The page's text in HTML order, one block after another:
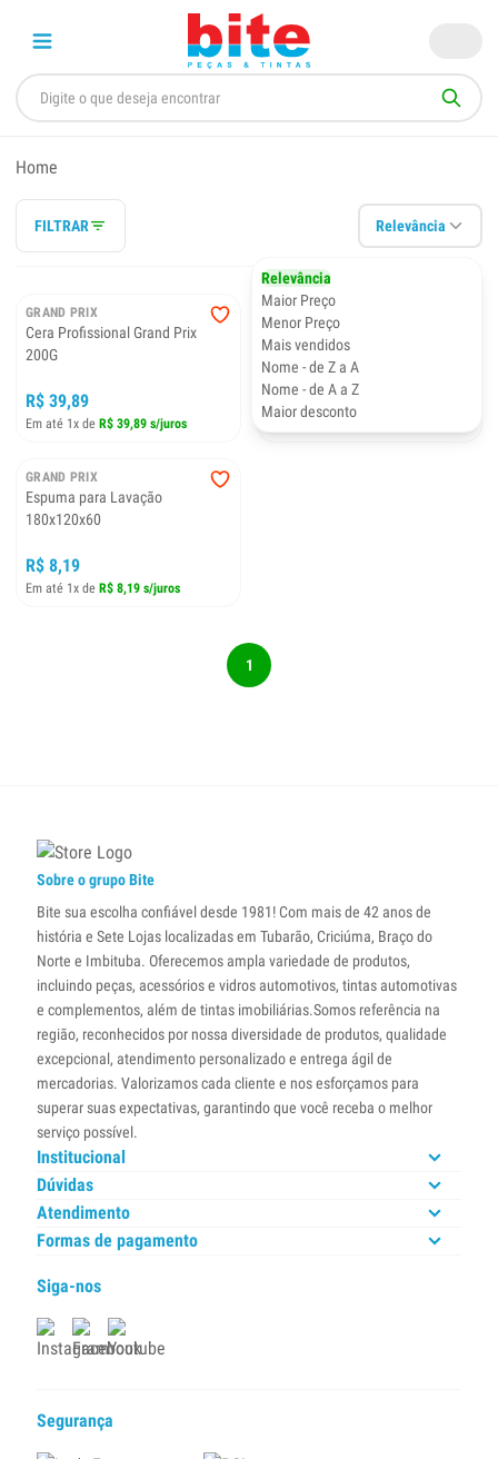
Home
FILTRAR Relevância
Relevância
Maior Preço
Menor Preço
Mais vendidos
Nome - de Z a A
Nome - de A a Z
Maior desconto
GRAND PRIX
Cera Profissional Grand Prix
200G
R$ 39,89
Em até 1x de R$ 39,89 s/juros
GRAND PRIX
Algodão p/ Polimento 100g
R$ 12,59
GRAND PRIX
Espuma para Lavação
180x120x60
R$ 8,19
Em até 1x de R$ 8,19 s/juros
1
Sobre o grupo Bite
Bite sua escolha confiável desde 1981! Com mais de 42 anos de
história e Sete Lojas localizadas em Tubarão, Criciúma, Braço do
Norte e Imbituba. Oferecemos ampla variedade de produtos,
incluindo peças, acessórios e vidros automotivos, tintas automotivas
e complementos, além de tintas imobiliárias.Somos referência na
região, reconhecidos por nossa diversidade de produtos, qualidade
excepcional, atendimento personalizado e entrega ágil de
mercadorias. Valorizamos cada cliente e nos esforçamos para
superar suas expectativas, garantindo que você receba o melhor
serviço possível.
Institucional
Dúvidas
Atendimento
Formas de pagamento
Siga-nos
Segurança